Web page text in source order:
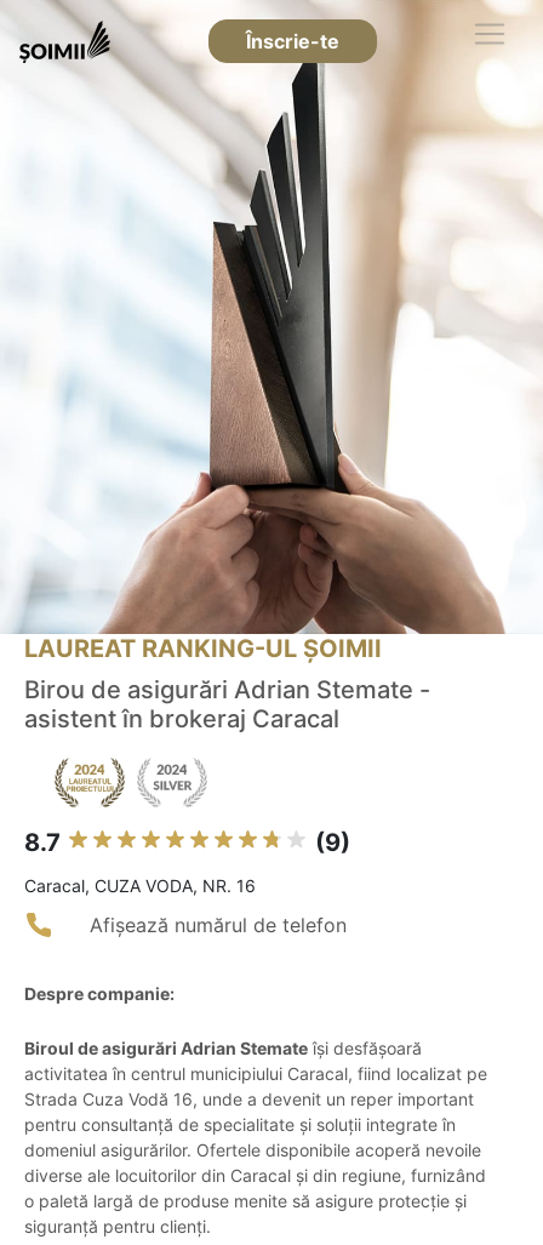
Înscrie-te
LAUREAT RANKING-UL ȘOIMII
Birou de asigurări Adrian Stemate -
asistent în brokeraj Caracal
8.7 (9)
Caracal, CUZA VODA, NR. 16
Afișează numărul de telefon
Despre companie:
Biroul de asigurări Adrian Stemateîși desfășoară
activitatea în centrul municipiului Caracal, fiind localizat pe
Strada Cuza Vodă 16, unde a devenit un reper important
pentru consultanță de specialitate și soluții integrate în
domeniul asigurărilor. Ofertele disponibile acoperă nevoile
diverse ale locuitorilor din Caracal și din regiune, furnizând
o paletă largă de produse menite să asigure protecție și
siguranță pentru clienți.